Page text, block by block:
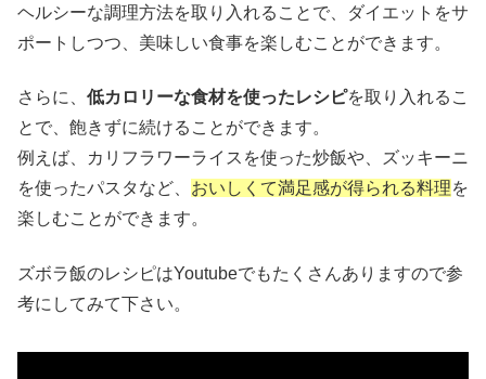
ヘルシーな調理方法を取り入れることで、ダイエットをサ
ポートしつつ、美味しい食事を楽しむことができます。
さらに、 低カロリーな食材を使ったレシピを取り入れるこ
とで、飽きずに続けることができます。
例えば、カリフラワーライスを使った炒飯や、ズッキーニ
を使ったパスタなど、 おいしくて満足感が得られる料理を
楽しむことができます。
ズボラ飯のレシピはYoutubeでもたくさんありますので参
考にしてみて下さい。